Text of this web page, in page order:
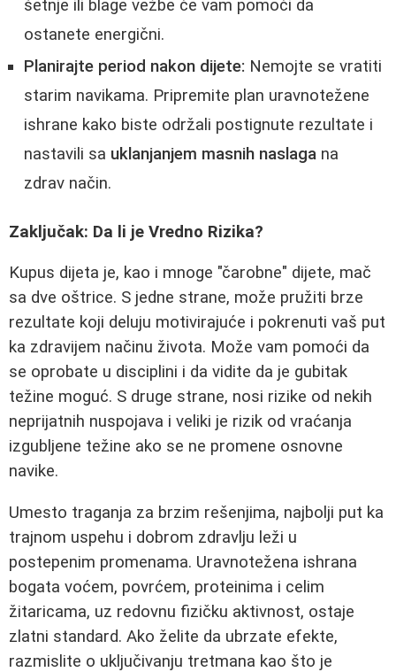
šetnje ili blage vežbe će vam pomoći da
ostanete energični.
Planirajte period nakon dijete: Nemojte se vratiti
starim navikama. Pripremite plan uravnotežene
ishrane kako biste održali postignute rezultate i
nastavili sa uklanjanjem masnih naslaga na
zdrav način.
Zaključak: Da li je Vredno Rizika?
Kupus dijeta je, kao i mnoge "čarobne" dijete, mač
sa dve oštrice. S jedne strane, može pružiti brze
rezultate koji deluju motivirajuće i pokrenuti vaš put
ka zdravijem načinu života. Može vam pomoći da
se oprobate u disciplini i da vidite da je gubitak
težine moguć. S druge strane, nosi rizike od nekih
neprijatnih nuspojava i veliki je rizik od vraćanja
izgubljene težine ako se ne promene osnovne
navike.
Umesto traganja za brzim rešenjima, najbolji put ka
trajnom uspehu i dobrom zdravlju leži u
postepenim promenama. Uravnotežena ishrana
bogata voćem, povrćem, proteinima i celim
žitaricama, uz redovnu fizičku aktivnost, ostaje
zlatni standard. Ako želite da ubrzate efekte,
razmislite o uključivanju tretmana kao što je